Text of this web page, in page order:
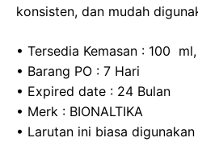
konsisten, dan mudah
• Tersedia Kemasan : 100
• Barang PO : 7 Hari
• Expired date : 24 Bulan
• Merk : BIONALTIKA
• Larutan ini biasa